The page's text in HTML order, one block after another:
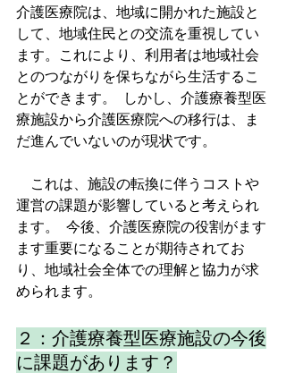
介護医療院は、地域に開かれた施設と
して、地域住民との交流を重視してい
ます。これにより、利用者は地域社会
とのつながりを保ちながら生活するこ
とができます。  しかし、介護療養型医
療施設から介護医療院への移行は、ま
だ進んでいないのが現状です。
これは、施設の転換に伴うコストや
運営の課題が影響していると考えられ
ます。  今後、介護医療院の役割がます
ます重要になることが期待されてお
り、地域社会全体での理解と協力が求
められます。
２：介護療養型医療施設の今後
に課題があります？